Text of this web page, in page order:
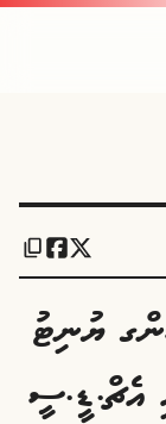
ހައުސިންގ ޔުނިޓު
އެޗް.ޑީ.ސީ